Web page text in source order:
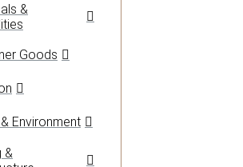
&
Goods
Environment
&